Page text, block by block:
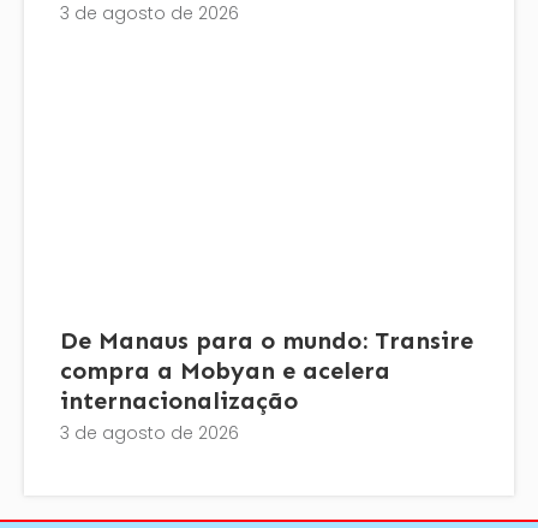
3 de agosto de 2026
De Manaus para o mundo: Transire
compra a Mobyan e acelera
internacionalização
3 de agosto de 2026